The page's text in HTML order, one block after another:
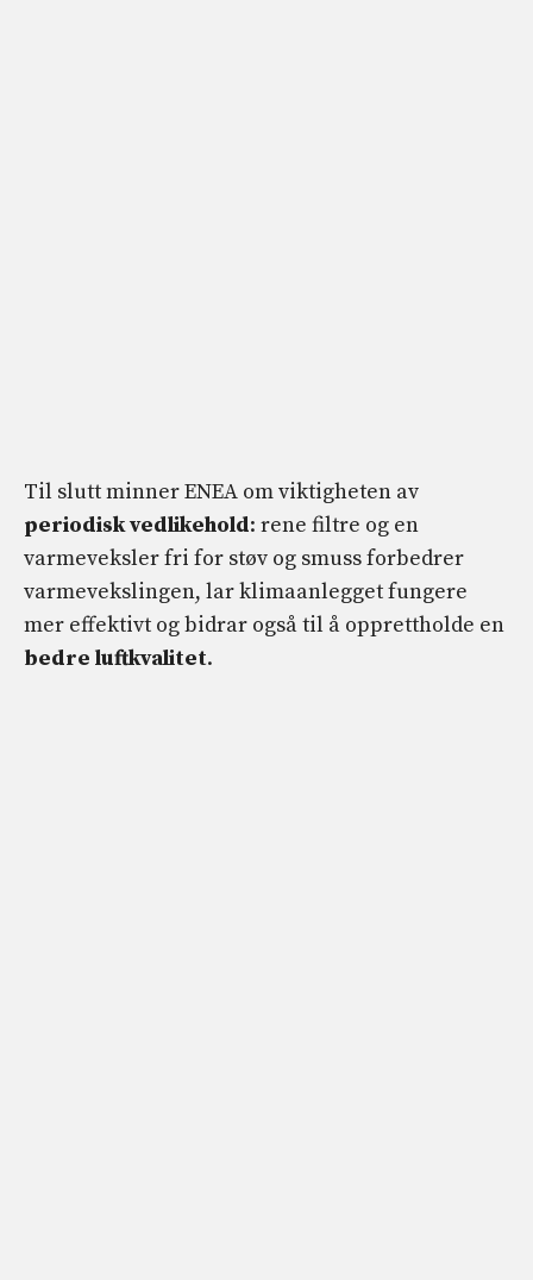
Til slutt minner ENEA om viktigheten av
periodisk vedlikehold: rene filtre og en
varmeveksler fri for støv og smuss forbedrer
varmevekslingen, lar klimaanlegget fungere
mer effektivt og bidrar også til å opprettholde en
bedre luftkvalitet.